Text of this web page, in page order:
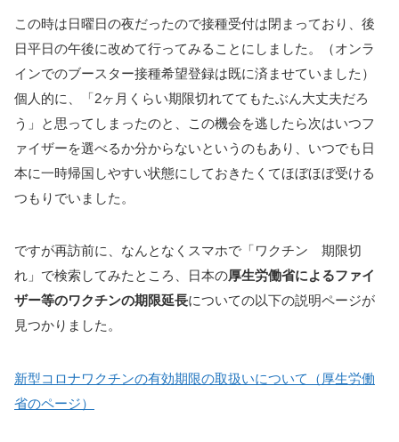
この時は日曜日の夜だったので接種受付は閉まっており、後
日平日の午後に改めて行ってみることにしました。（オンラ
インでのブースター接種希望登録は既に済ませていました）
個人的に、「2ヶ月くらい期限切れててもたぶん大丈夫だろ
う」と思ってしまったのと、この機会を逃したら次はいつフ
ァイザーを選べるか分からないというのもあり、いつでも日
本に一時帰国しやすい状態にしておきたくてほぼほぼ受ける
つもりでいました。
ですが再訪前に、なんとなくスマホで「ワクチン 期限切
れ」で検索してみたところ、日本の厚生労働省によるファイ
ザー等のワクチンの期限延長についての以下の説明ページが
見つかりました。
新型コロナワクチンの有効期限の取扱いについて（厚生労働
省のページ）